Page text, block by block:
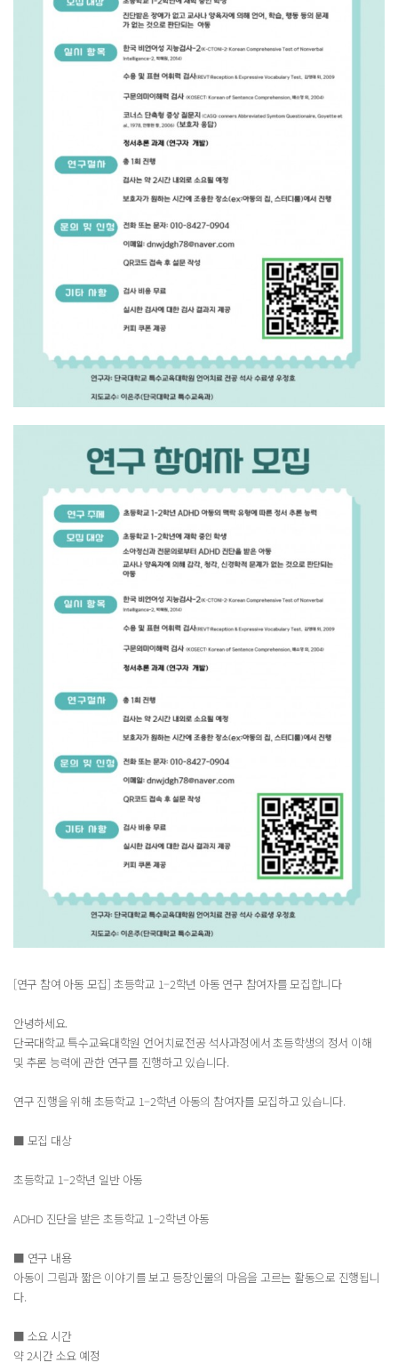
[연구 참여 아동 모집] 초등학교 1–2학년 아동 연구 참여자를 모집합니다
안녕하세요.
단국대학교 특수교육대학원 언어치료전공 석사과정에서 초등학생의 정서 이해
및 추론 능력에 관한 연구를 진행하고 있습니다.
연구 진행을 위해 초등학교 1–2학년 아동의 참여자를 모집하고 있습니다.
■ 모집 대상
초등학교 1–2학년 일반 아동
ADHD 진단을 받은 초등학교 1–2학년 아동
■ 연구 내용
아동이 그림과 짧은 이야기를 보고 등장인물의 마음을 고르는 활동으로 진행됩니
다.
■ 소요 시간
약 2시간 소요 예정